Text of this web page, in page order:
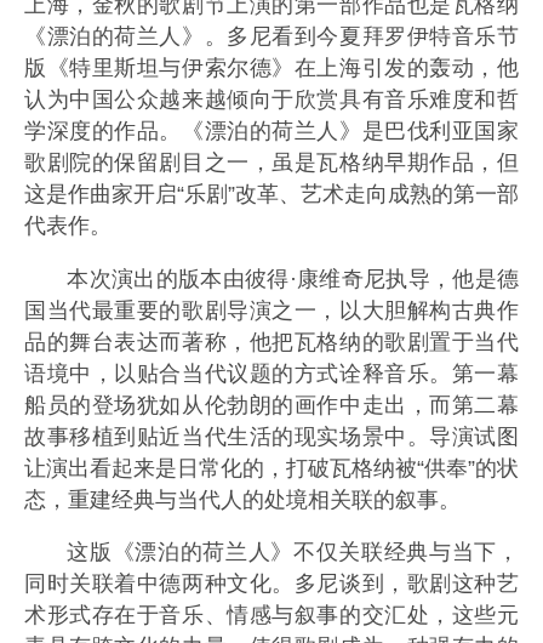
上海，金秋的歌剧节上演的第一部作品也是瓦格纳
《漂泊的荷兰人》。多尼看到今夏拜罗伊特音乐节
版《特里斯坦与伊索尔德》在上海引发的轰动，他
认为中国公众越来越倾向于欣赏具有音乐难度和哲
学深度的作品。《漂泊的荷兰人》是巴伐利亚国家
歌剧院的保留剧目之一，虽是瓦格纳早期作品，但
这是作曲家开启“乐剧”改革、艺术走向成熟的第一部
代表作。
本次演出的版本由彼得·康维奇尼执导，他是德
国当代最重要的歌剧导演之一，以大胆解构古典作
品的舞台表达而著称，他把瓦格纳的歌剧置于当代
语境中，以贴合当代议题的方式诠释音乐。第一幕
船员的登场犹如从伦勃朗的画作中走出，而第二幕
故事移植到贴近当代生活的现实场景中。导演试图
让演出看起来是日常化的，打破瓦格纳被“供奉”的状
态，重建经典与当代人的处境相关联的叙事。
这版《漂泊的荷兰人》不仅关联经典与当下，
同时关联着中德两种文化。多尼谈到，歌剧这种艺
术形式存在于音乐、情感与叙事的交汇处，这些元